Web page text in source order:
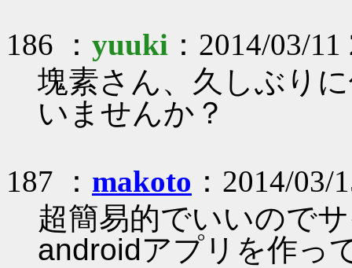
186 ： yuuki ：2014/03/
塊素さん、久しぶり
いませんか？
187 ： makoto ：2014/
超簡易的でいいので
androidアプリを作っ